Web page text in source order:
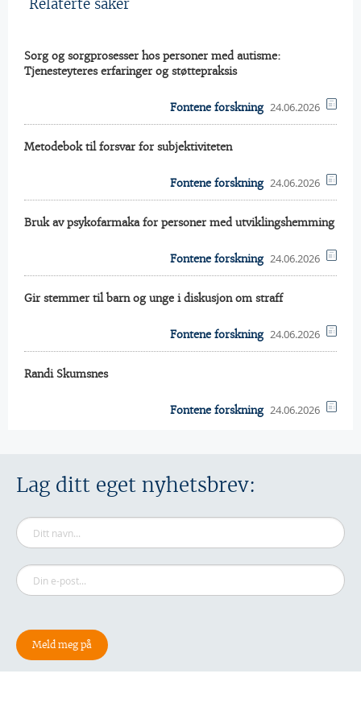
Relaterte saker
Sorg og sorgprosesser hos personer med autisme:
Tjenesteyteres erfaringer og støttepraksis
Fontene forskning 24.06.2026
Metodebok til forsvar for subjektiviteten
Fontene forskning 24.06.2026
Bruk av psykofarmaka for personer med utviklingshemming
Fontene forskning 24.06.2026
Gir stemmer til barn og unge i diskusjon om straff
Fontene forskning 24.06.2026
Randi Skumsnes
Fontene forskning 24.06.2026
Lag ditt eget nyhetsbrev: